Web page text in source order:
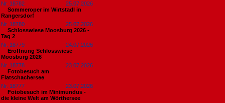
Nr. 18782
25.07.2026
Sommeroper im Wirtstadl in
Rangersdorf
Nr. 18780
25.07.2026
Schlosswiese Moosburg 2026 -
Tag 2
Nr. 18779
24.07.2026
Eröffnung Schlosswiese
Moosburg 2026
Nr. 18778
23.07.2026
Fotobesuch am
Flatschachersee
Nr. 18777
23.07.2026
Fotobesuch im Minimundus -
die kleine Welt am Wörthersee